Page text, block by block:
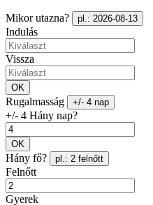
Mikor utazna? pl.: 2026-08-13
Indulás
Vissza
OK
Rugalmasság +/- 4 nap
+/- 4 Hány nap?
OK
Hány fő? pl.: 2 felnőtt
Felnőtt
Gyerek